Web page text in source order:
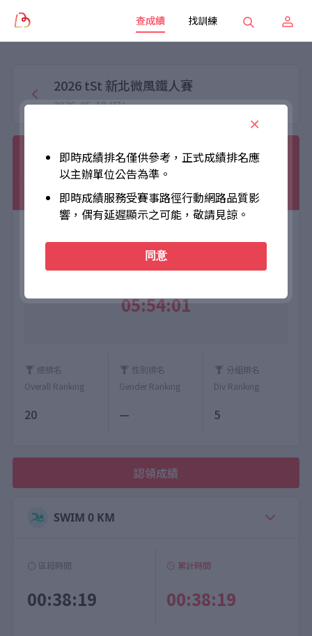
查成績 找訓練
2026 tSt 新北微風鐵人賽
2026-05-10 (日)
劉承祐
M20 TW 男
個人成績
05:54:01
總排名
Overall Ranking
20
性別排名
Gender Ranking
—
分組排名
Div Ranking
5
認領成績
SWIM 0 KM
區段時間
00:38:19
累計時間
00:38:19
即時成績排名僅供參考，正式成績排名應
以主辦單位公告為準。
即時成績服務受賽事路徑行動網路品質影
響，偶有延遲顯示之可能，敬請見諒。
同意